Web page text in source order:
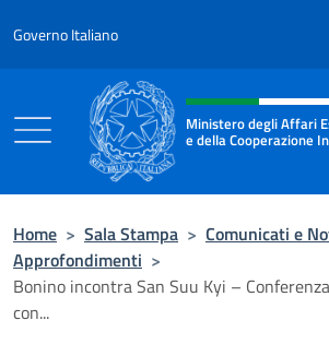
Governo Italiano
Intestazione sito,
Ministero degli Affari
e della Cooperazione
Home > Sala Stampa > Comunicati e
Approfondimenti >
Bonino incontra San Suu Kyi –
con...